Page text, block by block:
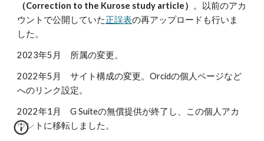
（Correction to the Kurose study article） 。以前のアカ
ウントで公開していた正誤表の再アップロードも行いま
した。
2023年5月 所属の変更。
2022年5月 サイト構成の変更。Orcidの個人ページなど
へのリンク設定。
2022年1月G Suiteの無償提供が終了し、この個人アカ
ウントに移転しました。